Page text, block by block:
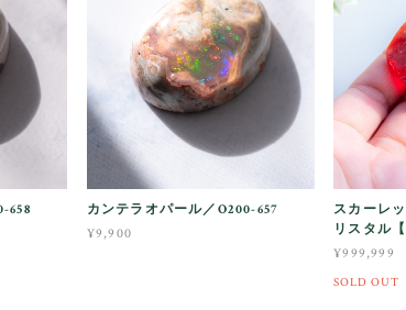
658
カンテラオパール／O200-657
¥9,900
スカーレ
リスタル
¥999,999
SOLD OUT